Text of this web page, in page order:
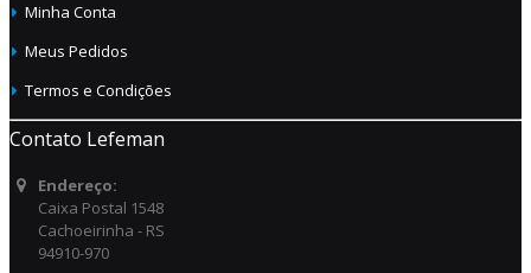
Minha Conta
Meus Pedidos
Termos e Condições
Contato Lefeman
Endereço:
Caixa Postal 1548
Cachoeirinha - RS
94910-970